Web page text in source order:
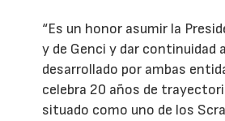
“Es un honor asumir la
y de Genci y dar continuidad
desarrollado por ambas
celebra 20 años de
situado como uno de los